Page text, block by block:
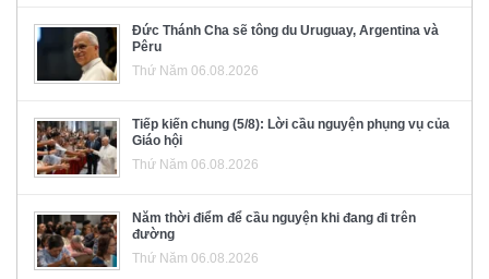
Đức Thánh Cha sẽ tông du Uruguay, Argentina và
Pêru
Thứ Năm 06.08.2026
Tiếp kiến chung (5/8): Lời cầu nguyện phụng vụ của
Giáo hội
Thứ Năm 06.08.2026
Năm thời điểm để cầu nguyện khi đang đi trên
đường
Thứ Năm 06.08.2026